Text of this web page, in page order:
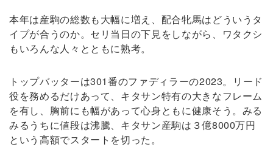
本年は産駒の総数も大幅に増え、配合牝馬はどういうタ
イプが合うのか。セリ当日の下見をしながら、ワタクシ
もいろんな人々とともに熟考。
トップバッターは301番のファディラーの2023。リード
役を務めるだけあって、キタサン特有の大きなフレーム
を有し、胸前にも幅があって心身ともに健康そう。みる
みるうちに値段は沸騰、キタサン産駒は３億8000万円
という高額でスタートを切った。